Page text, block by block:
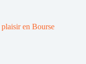
en Bourse